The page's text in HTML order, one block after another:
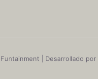
| Desarrollado por